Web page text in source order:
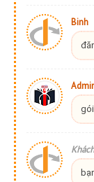
Binh
Khách